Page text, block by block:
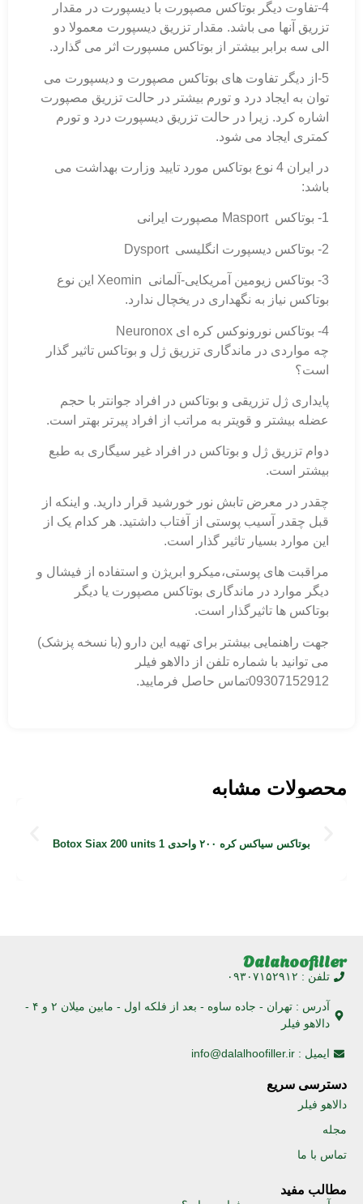
4-تفاوت دیگر بوتاکس مصپورت با دیسپورت در مقدار
تزریق آنها می باشد. مقدار تزریق دیسپورت معمولا دو
الی سه برابر بیشتر از بوتاکس مسپورت اثر می گذارد.
5-از دیگر تفاوت های بوتاکس مصپورت و دیسپورت می
توان به ایجاد درد و تورم بیشتر در حالت تزریق مصپورت
اشاره کرد. زیرا در حالت تزریق دیسپورت درد و تورم
کمتری ایجاد می شود.
در ایران 4 نوع بوتاکس مورد تایید وزارت بهداشت می
باشد:
1- بوتاکس Masport مصپورت ایرانی
2- بوتاکس دیسپورت انگلیسی Dysport
3- بوتاکس زیومین آمریکایی-آلمانی Xeomin این نوع
بوتاکس نیاز به نگهداری در یخچال ندارد.
4- بوتاکس نورونوکس کره ای Neuronox
چه مواردی در ماندگاری تزریق ژل و بوتاکس تاثیر گذار
است؟
پایداری ژل تزریقی و بوتاکس در افراد جوانتر با حجم
عضله بیشتر و قویتر به مراتب از افراد پیرتر بهتر است.
دوام تزریق ژل و بوتاکس در افراد غیر سیگاری به طبع
بیشتر است.
چقدر در معرض تابش نور خورشید قرار دارید. و اینکه از
قبل چقدر آسیب پوستی از آفتاب داشتید. هر کدام یک از
این موارد بسیار تاثیر گذار است.
مراقبت های پوستی،میکرو ابریژن و استفاده از فیشال و
دیگر موارد در ماندگاری بوتاکس مصپورت یا دیگر
بوتاکس ها تاثیرگذار است.
جهت راهنمایی بیشتر برای تهیه این دارو (با نسخه پزشک)
می توانید با شماره تلفن از دالاهو فیلر
09307152912تماس حاصل فرمایید.
محصولات مشابه
بوتاکس سیاکس کره ۲۰۰ واحدی Botox Siax 200 units 1
Dalahoofiller
تلفن : ۰۹۳۰۷۱۵۲۹۱۲
آدرس : تهران - جاده ساوه - بعد از فلکه اول - مابین میلان ۲ و ۴ -
دالاهو فیلر
ایمیل : info@dalalhoofiller.ir
دسترسی سریع
دالاهو فیلر
مجله
تماس با ما
مطالب مفید